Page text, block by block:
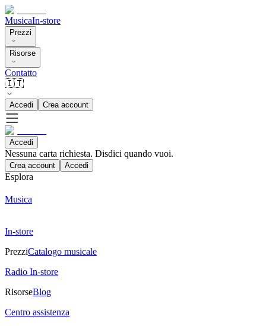
MusicaIn-store
Prezzi
Risorse
Contatto
🇮🇹
Accedi Crea account
Accedi
Nessuna carta richiesta. Disdici quando vuoi.
Crea account Accedi
Esplora
Musica
In-store
PrezziCatalogo musicale
Radio In-store
RisorseBlog
Centro assistenza